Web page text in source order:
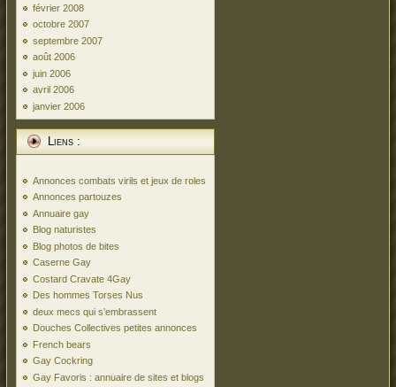
février 2008
octobre 2007
septembre 2007
août 2006
juin 2006
avril 2006
janvier 2006
Liens :
Annonces combats virils et jeux de roles
Annonces partouzes
Annuaire gay
Blog naturistes
Blog photos de bites
Caserne Gay
Costard Cravate 4Gay
Des hommes Torses Nus
deux mecs qui s’embrassent
Douches Collectives petites annonces
French bears
Gay Cockring
Gay Favoris : annuaire de sites et blogs